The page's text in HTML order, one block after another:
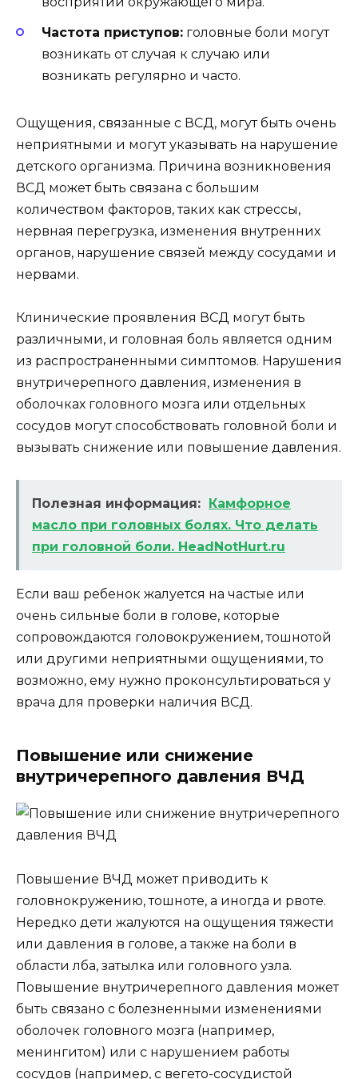
Частота приступов: головные боли могут
возникать от случая к случаю или
возникать регулярно и часто.
Ощущения, связанные с ВСД, могут быть очень
неприятными и могут указывать на нарушение
детского организма. Причина возникновения
ВСД может быть связана с большим
количеством факторов, таких как стрессы,
нервная перегрузка, изменения внутренних
органов, нарушение связей между сосудами и
нервами.
Клинические проявления ВСД могут быть
различными, и головная боль является одним
из распространенными симптомов. Нарушения
внутричерепного давления, изменения в
оболочках головного мозга или отдельных
сосудов могут способствовать головной боли и
вызывать снижение или повышение давления.
Полезная информация:
Камфорное
масло при головных болях. Что делать
при головной боли. HeadNotHurt.ru
Если ваш ребенок жалуется на частые или
очень сильные боли в голове, которые
сопровождаются головокружением, тошнотой
или другими неприятными ощущениями, то
возможно, ему нужно проконсультироваться у
врача для проверки наличия ВСД.
Повышение или снижение
внутричерепного давления ВЧД
Повышение ВЧД может приводить к
головнокружению, тошноте, а иногда и рвоте.
Нередко дети жалуются на ощущения тяжести
или давления в голове, а также на боли в
области лба, затылка или головного узла.
Повышение внутричерепного давления может
быть связано с болезненными изменениями
оболочек головного мозга (например,
менингитом) или с нарушением работы
сосудов (например, с вегето-сосудистой